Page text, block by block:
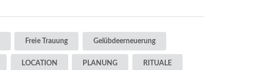
Freie Trauung Gelübdeerneuerung
LOCATION PLANUNG RITUALE